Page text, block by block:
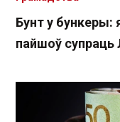
Бунт у бункеры:
пайшоў супраць